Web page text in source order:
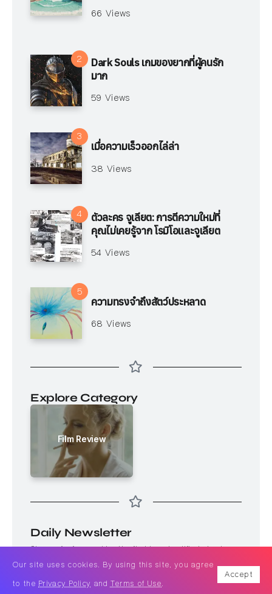
66 Views
Dark Souls เกมของยากที่ผู้คนรัก
มาก
59 Views
เมื่อความเร็วออกไล่ล่า
38 Views
ตัวละคร จูเลียต: การตีความใหม่ที่
คุณไม่เคยรู้จาก โรมิโอและจูเลียต
54 Views
ความทรงจำถึงสัตว์ประหลาด
68 Views
Explore Category
Film Review
Daily Newsletter
Sign up for free and be the first to get notified about new
posts.
Our site uses cookies. By using this site, you agree
to the Privacy Policy andTerms of Use.
Accept